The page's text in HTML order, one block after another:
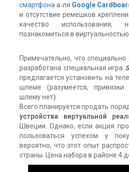
смартфона а-ля Google
и отсутствие ремешков
качество
познакомиться в
Примечательно, что
разработана специальная игра
предлагается установить на
шлеме (разумеется,
шлему нет).
Всего планируется продать
устройства виртуальной
Швеции. Однако, если акция
пользоваться успехом у
вероятно, что этот опыт
страны. Цена набора в районе 4